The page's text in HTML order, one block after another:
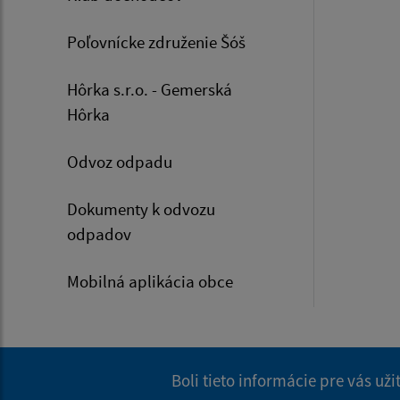
Poľovnícke združenie Šóš
Hôrka s.r.o. - Gemerská
Hôrka
Odvoz odpadu
Dokumenty k odvozu
odpadov
Mobilná aplikácia obce
Boli tieto informácie pre vás